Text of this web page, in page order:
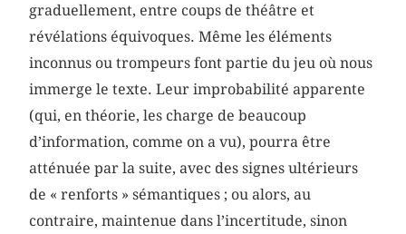
graduellement, entre coups de théâtre et
révélations équivoques. Même les éléments
inconnus ou trompeurs font partie du jeu où nous
immerge le texte. Leur improbabilité apparente
(qui, en théorie, les charge de beaucoup
d’information, comme on a vu), pourra être
atténuée par la suite, avec des signes ultérieurs
de « renforts » sémantiques ; ou alors, au
contraire, maintenue dans l’incertitude, sinon